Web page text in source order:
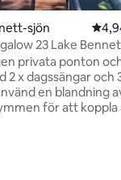
sjön 4,94
23 Lake
privata ponton
2 x dagssängar och
en blandning
för att koppla